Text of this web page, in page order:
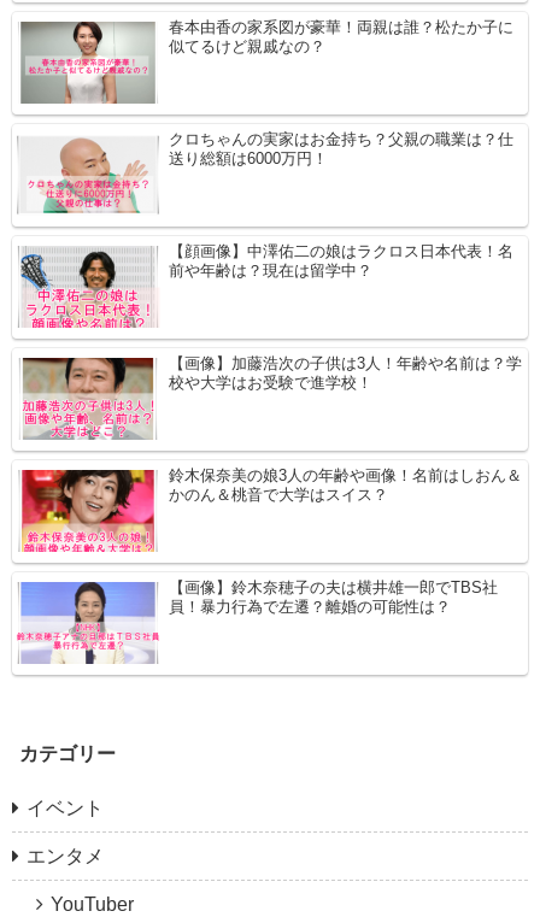
春本由香の家系図が豪華！両親は誰？松たか子に
似てるけど親戚なの？
クロちゃんの実家はお金持ち？父親の職業は？仕
送り総額は6000万円！
【顔画像】中澤佑二の娘はラクロス日本代表！名
前や年齢は？現在は留学中？
【画像】加藤浩次の子供は3人！年齢や名前は？学
校や大学はお受験で進学校！
鈴木保奈美の娘3人の年齢や画像！名前はしおん＆
かのん＆桃音で大学はスイス？
【画像】鈴木奈穂子の夫は横井雄一郎でTBS社
員！暴力行為で左遷？離婚の可能性は？
カテゴリー
イベント
エンタメ
YouTuber